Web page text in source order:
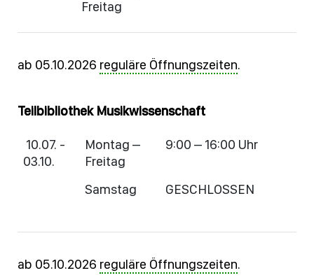
Freitag
ab 05.10.2026 reguläre Öffnungszeiten.
Teilbibliothek Musikwissenschaft
10.07. -
03.10.
Montag –
Freitag
Samstag
9:00 – 16:00 Uhr
GESCHLOSSEN
ab 05.10.2026 reguläre Öffnungszeiten.